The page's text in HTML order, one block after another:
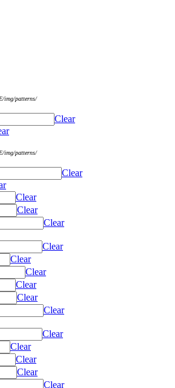
img/patterns/
Clear
img/patterns/
Clear
Clear
Clear
Clear
Clear
Clear
Clear
Clear
Clear
Clear
Clear
Clear
Clear
Clear
Clear